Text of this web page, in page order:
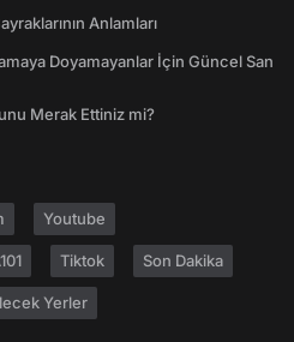
Anlamları
Doyamayanlar İçin Güncel San
Merak Ettiniz mi?
Youtube
Tiktok Son Dakika
Yerler